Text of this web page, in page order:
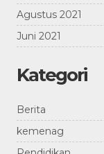
Agustus 2021
Juni 2021
Kategori
Berita
kemenag